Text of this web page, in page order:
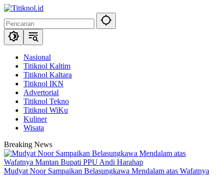
Langsung
konten
Nasional
Titiknol Kaltim
Titiknol Kaltara
Titiknol IKN
Advertorial
Titiknol Tekno
Titiknol WiKu
Kuliner
Wisata
Breaking News
Mudyat Noor Sampaikan Belasungkawa Mendalam atas Wafatnya